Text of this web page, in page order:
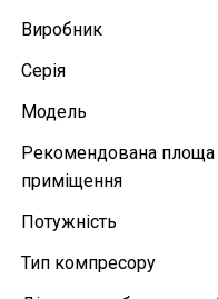
Виробник
Серія
Модель
Рекомендована площа
приміщення
Потужність
Тип компресору